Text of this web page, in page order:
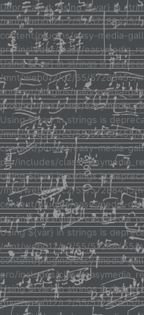
Deprecated: Using ${var} in
/mnt/web012/c2/55/57288455/
content/plugins/easy-media-
pro/includes/class/
Using ${var} in strings is
/mnt/web012/c2/55/57288455/
content/plugins/easy-media-
pro/includes/class/
Using ${var} in strings is
/mnt/web012/c2/55/57288455/
content/plugins/easy-media-
pro/includes/class/
Using ${var} in strings is
/mnt/web012/c2/55/57288455/
content/plugins/easy-media-
pro/includes/class/
Using ${var} in strings is
/mnt/web012/c2/55/57288455/
content/plugins/easy-media-
pro/includes/class/
Using ${var} in strings is
/mnt/web012/c2/55/57288455/